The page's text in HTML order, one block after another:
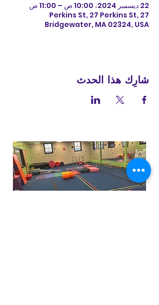
22 ديسمبر 2024، 10:00 ص – 11:00 ص
27 Perkins St, 27 Perkins St,
Bridgewater, MA 02324, USA
شارِك هذا الحدث